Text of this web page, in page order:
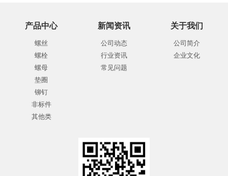
产品中心
螺丝
螺栓
螺母
垫圈
铆钉
非标件
其他类
新闻资讯
公司动态
行业资讯
常见问题
关于我们
公司简介
企业文化